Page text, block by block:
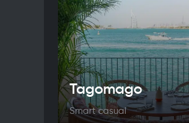
Tagomago
Smart casual